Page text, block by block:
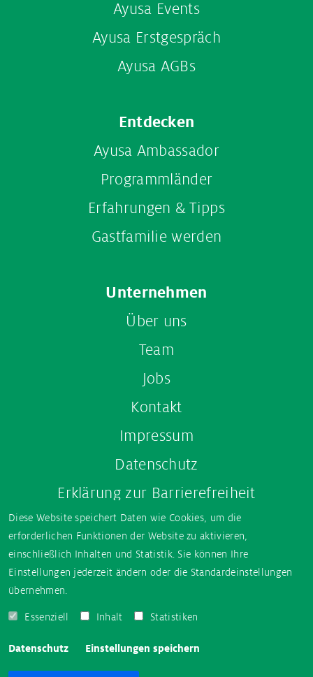
Diese Website speichert Daten wie Cookies, um die
erforderlichen Funktionen der Website zu aktivieren,
einschließlich Inhalten und Statistik. Sie können Ihre
Einstellungen jederzeit ändern oder die Standardeinstellungen
übernehmen.
Datenschutz
Essenziell Inhalt Statistiken
Einstellungen speichern
Ayusa Events
Ayusa Erstgespräch
Ayusa AGBs
Entdecken
Ayusa Ambassador
Programmländer
Erfahrungen & Tipps
Gastfamilie werden
Unternehmen
Über uns
Team
Jobs
Kontakt
Impressum
Datenschutz
Erklärung zur Barrierefreiheit
Social media